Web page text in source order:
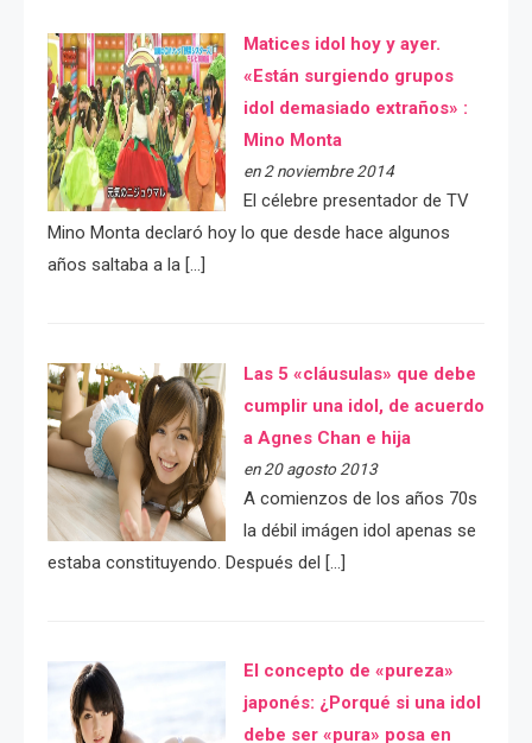
Matices idol hoy y ayer.
«Están surgiendo grupos
idol demasiado extraños» :
Mino Monta
en 2 noviembre 2014
El célebre presentador de TV
Mino Monta declaró hoy lo que desde hace algunos
años saltaba a la […]
Las 5 «cláusulas» que debe
cumplir una idol, de acuerdo
a Agnes Chan e hija
en 20 agosto 2013
A comienzos de los años 70s
la débil imágen idol apenas se
estaba constituyendo. Después del […]
El concepto de «pureza»
japonés: ¿Porqué si una idol
debe ser «pura» posa en